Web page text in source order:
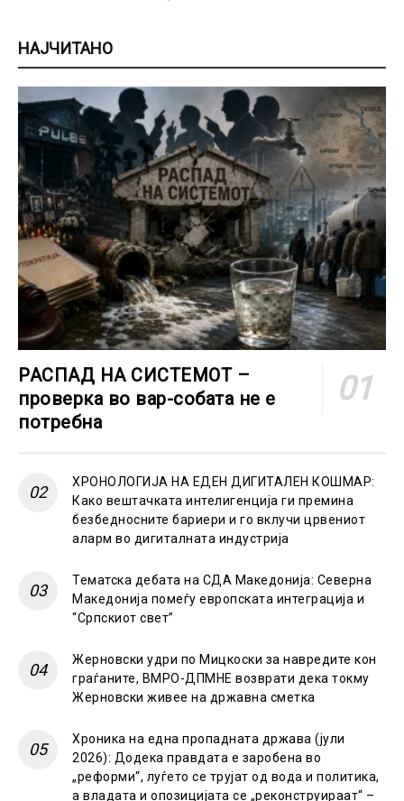
НАЈЧИТАНО
РАСПАД НА СИСТЕМОТ –
проверка во вар-собата не е
потребна
ХРОНОЛОГИЈА НА ЕДЕН ДИГИТАЛЕН КОШМАР:
Како вештачката интелигенција ги премина
безбедносните бариери и го вклучи црвениот
аларм во дигиталната индустрија
Тематска дебата на СДА Македонија: Северна
Македонија помеѓу европската интеграција и
“Српскиот свет”
Жерновски удри по Мицкоски за навредите кон
граѓаните, ВМРО-ДПМНЕ возврати дека токму
Жерновски живее на државна сметка
Хроника на една пропадната држава (јули
2026): Додека правдата е заробена во
„реформи“, луѓето се трујат од вода и политика,
а владата и опозицијата се „реконструираат“ –